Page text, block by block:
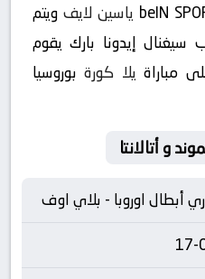
ياسين لايف ويتم
سيغنال إيدونا بارك يقوم
مباراة يلا كورةبوروسيا
و أتالانتا
أبطال اوروبا - بلاي اوف
17-